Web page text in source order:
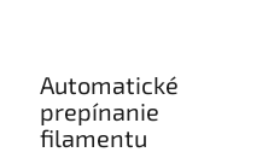
Automatické
prepínanie
filamentu